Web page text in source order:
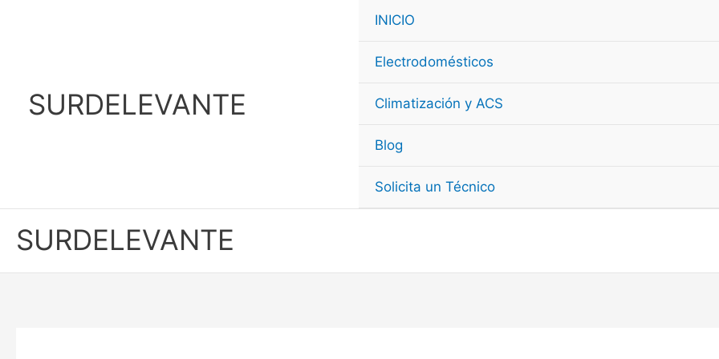
SURDELEVANTE
INICIO
Electrodomésticos
Climatización y ACS
Blog
Solicita un Técnico
SURDELEVANTE